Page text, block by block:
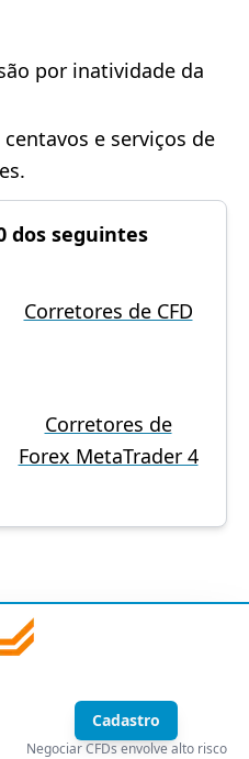
por inatividade da
e serviços de
dos seguintes
Corretores de CFD
Corretores de
Forex MetaTrader 4
Cadastro
Negociar CFDs envolve alto risco